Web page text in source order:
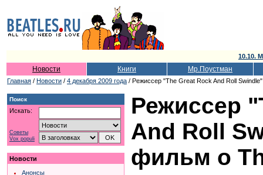
10.10.
Новости Книги Мр.Поустман
Главная / Новости / 4 декабря 2009 года / Режиссер "The Great Rock And Roll
Поиск
Искать:
Советы
Vox populi
Новости
Анонсы
Режиссер
And Roll
фильм о